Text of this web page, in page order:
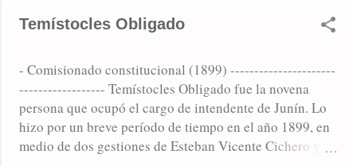
Temístocles Obligado
- Comisionado constitucional (1899) ----------------------
------------------ Temístocles Obligado fue la novena
persona que ocupó el cargo de intendente de Junín. Lo
hizo por un breve período de tiempo en el año 1899, en
medio de dos gestiones de Esteban Vicente Cichero y